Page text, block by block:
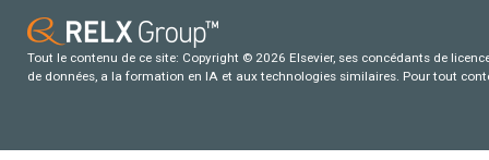
Tout le contenu de ce site: Copyright © 2026 Elsevier, ses concédants de
de données, a la formation en IA et aux technologies similaires. Pour tout